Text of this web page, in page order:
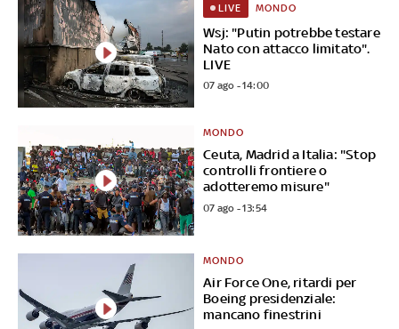
Wsj: "Putin potrebbe testare
Nato con attacco limitato".
LIVE
LIVE MONDO
07 ago - 14:00
Ceuta, Madrid a Italia: "Stop
controlli frontiere o
adotteremo misure"
MONDO
07 ago - 13:54
Air Force One, ritardi per
Boeing presidenziale:
mancano finestrini
MONDO